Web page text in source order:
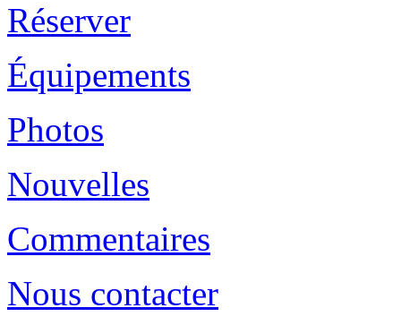
Réserver
Équipements
Photos
Nouvelles
Commentaires
Nous contacter